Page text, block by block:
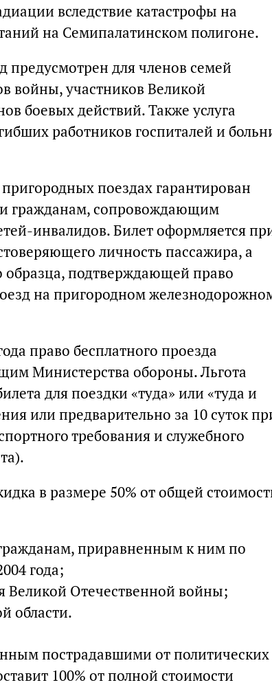
вследствие катастрофы на
на Семипалатинском полигоне.
предусмотрен для членов семей
войны, участников Великой
боевых действий. Также услуга
работников госпиталей и
поездах гарантирован
гражданам, сопровождающим
инвалидов. Билет оформляется
личность пассажира, а
образца, подтверждающей право
на пригородном
право бесплатного проезда
Министерства обороны. Льгота
для поездки «туда» или «туда и
или предварительно за 10 суток
требования и служебного
в размере 50% от общей
приравненным к ним по
года;
Великой Отечественной войны;
области.
пострадавшими от политических
100% от полной стоимости